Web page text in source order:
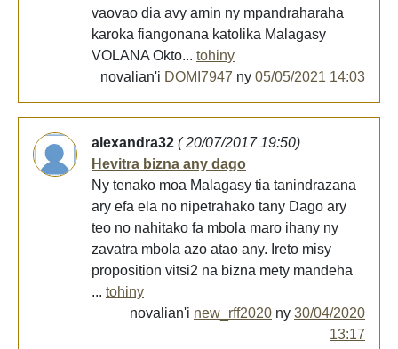
vaovao dia avy amin ny mpandraharaha
karoka fiangonana katolika Malagasy
VOLANA Okto... tohiny
novalian'i DOMI7947 ny 05/05/2021 14:03
alexandra32 ( 20/07/2017 19:50)
Hevitra bizna any dago
Ny tenako moa Malagasy tia tanindrazana
ary efa ela no nipetrahako tany Dago ary
teo no nahitako fa mbola maro ihany ny
zavatra mbola azo atao any. Ireto misy
proposition vitsi2 na bizna mety mandeha
... tohiny
novalian'i new_rff2020 ny 30/04/2020
13:17